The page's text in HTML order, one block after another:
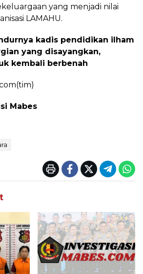
yang menjadi nilai
LAMAHU.
kadis pendidikan ilham
yang disayangkan,
kembali berbenah
Mabes